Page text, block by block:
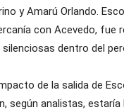
y Amarú Orlando.
con Acevedo, fue
dentro del
de la salida de
según analistas,